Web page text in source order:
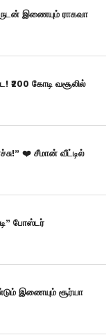
இணையும் ராகவா
₹200 கோடி வசூலில்
❤️ சீமான் வீட்டில்
போஸ்டர்
இணையும் சூர்யா